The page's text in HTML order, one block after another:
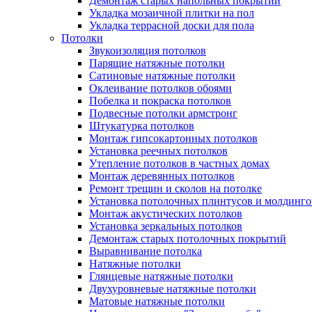
Укладка мозаичной плитки на пол
Укладка террасной доски для пола
Потолки
Звукоизоляция потолков
Парящие натяжные потолки
Сатиновые натяжные потолки
Оклеивание потолков обоями
Побелка и покраска потолков
Подвесные потолки армстронг
Штукатурка потолков
Монтаж гипсокартонных потолков
Установка реечных потолков
Утепление потолков в частных домах
Монтаж деревянных потолков
Ремонт трещин и сколов на потолке
Установка потолочных плинтусов и
Монтаж акустических потолков
Установка зеркальных потолков
Демонтаж старых потолочных покрытий
Выравнивание потолка
Натяжные потолки
Глянцевые натяжные потолки
Двухуровневые натяжные потолки
Матовые натяжные потолки